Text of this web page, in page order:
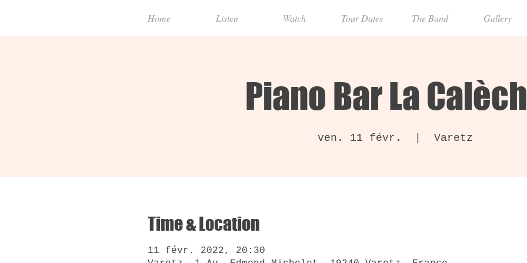
Home Listen Watch Tour Dates The Band Gallery
Piano Bar La
ven. 11 févr. Varetz
Time & Location
11 févr. 2022, 20:30